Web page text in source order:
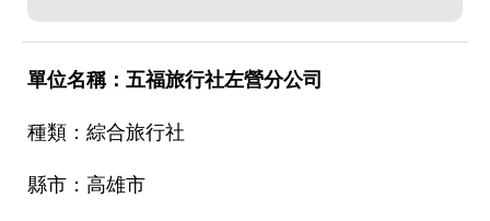
五福旅行社左營分公司
綜合旅行社
高雄市